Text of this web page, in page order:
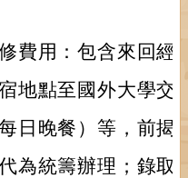
費用：包含來回經
地點至國外大學交
日晚餐）等，前揭
為統籌辦理；錄取